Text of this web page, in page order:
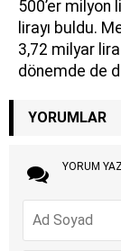
500’er
lirayı buldu.
3,72 milyar
dönemde de
YORUMLAR
YORUM YAZ